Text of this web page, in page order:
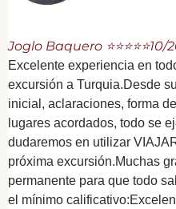
Joglo Baquero ⭐⭐⭐⭐⭐10/
Excelente experiencia en
excursión a Turquia.Desde
inicial, aclaraciones, forma
lugares acordados, todo se
dudaremos en utilizar
próxima excursión.Muchas
permanente para que todo
el mínimo